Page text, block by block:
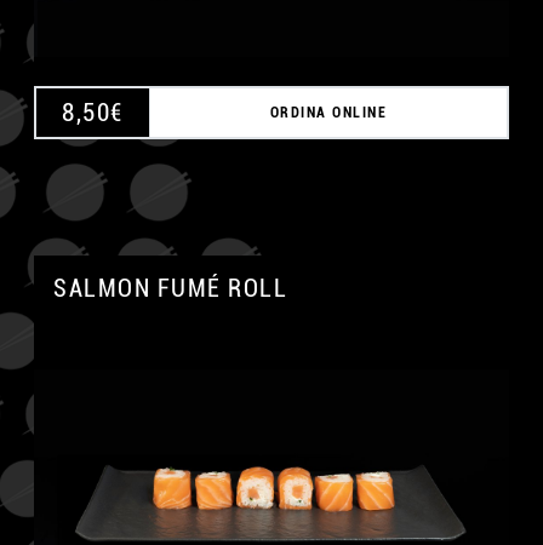
8,50€ ORDINA ONLINE
SALMON FUMÉ ROLL